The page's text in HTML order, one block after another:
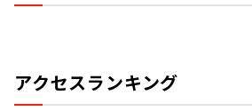
アクセスランキング